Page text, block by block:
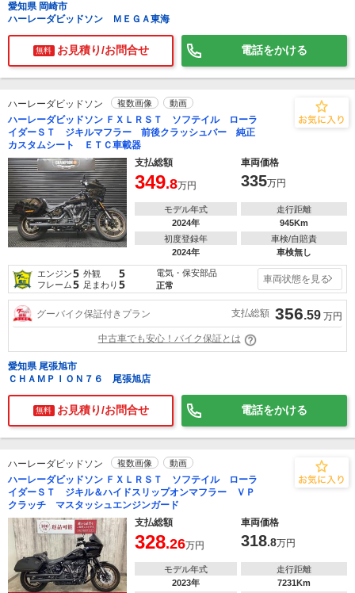
愛知県 岡崎市
ハーレーダビッドソン ＭＥＧＡ東海
無料 お見積り/お問合せ 電話をかける
ハーレーダビッドソン 複数画像 動画
ハーレーダビッドソン ＦＸＬＲＳＴ ソフテイル ローラ
イダーＳＴ ジキルマフラー 前後クラッシュバー 純正
カスタムシート ＥＴＣ車載器
支払総額
車両価格
349.8万円 335万円
モデル年式
2024年
走行距離
945Km
初度登録年
2024年
車検/自賠責
車検無し
エンジン5 外観 5
フレーム5 足まわり 5
電気・保安部品
正常
車両状態を見る
グーバイク保証付きプラン 支払総額 356.59 万円
中古車でも安心！バイク保証とは
愛知県 尾張旭市
ＣＨＡＭＰＩＯＮ７６ 尾張旭店
無料 お見積り/お問合せ 電話をかける
ハーレーダビッドソン 複数画像 動画
ハーレーダビッドソン ＦＸＬＲＳＴ ソフテイル ローラ
イダーＳＴ ジキル＆ハイドスリップオンマフラー ＶＰ
クラッチ マスタッシュエンジンガード
支払総額
車両価格
328.26万円 318.8万円
モデル年式
2023年
走行距離
7231Km